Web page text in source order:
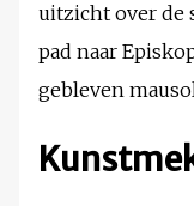
uitzicht over de
pad naar
gebleven